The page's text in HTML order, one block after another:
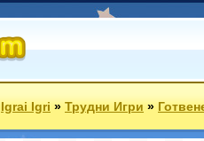
Igrai Igri»Трудни Игри»